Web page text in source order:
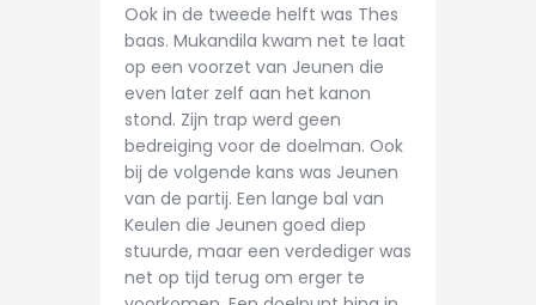
Ook in de tweede helft was Thes
baas. Mukandila kwam net te laat
op een voorzet van Jeunen die
even later zelf aan het kanon
stond. Zijn trap werd geen
bedreiging voor de doelman. Ook
bij de volgende kans was Jeunen
van de partij. Een lange bal van
Keulen die Jeunen goed diep
stuurde, maar een verdediger was
net op tijd terug om erger te